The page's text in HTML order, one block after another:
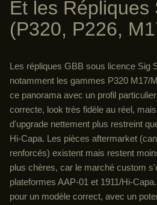
Et les Répliques
(P320, P226,
Les répliques GBB sous licence Sig
notamment les gammes P320 M17/
ce panorama avec un profil
correcte, look très fidèle au réel,
d'upgrade nettement plus restreint
Hi-Capa. Les pièces aftermarket
renforcés) existent mais restent
plus chères, car le marché custom
plateformes AAP-01 et 1911/Hi-
pour un modèle correct, avec un